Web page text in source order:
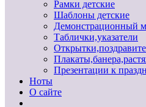
Рамки детские
Шаблоны детские
Демонстрационный
Таблички,указатели
Презентации к
Ноты
О сайте